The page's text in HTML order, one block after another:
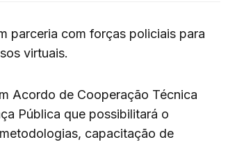
parceria com forças policiais para
virtuais.
Acordo de Cooperação Técnica
Pública que possibilitará o
capacitação de